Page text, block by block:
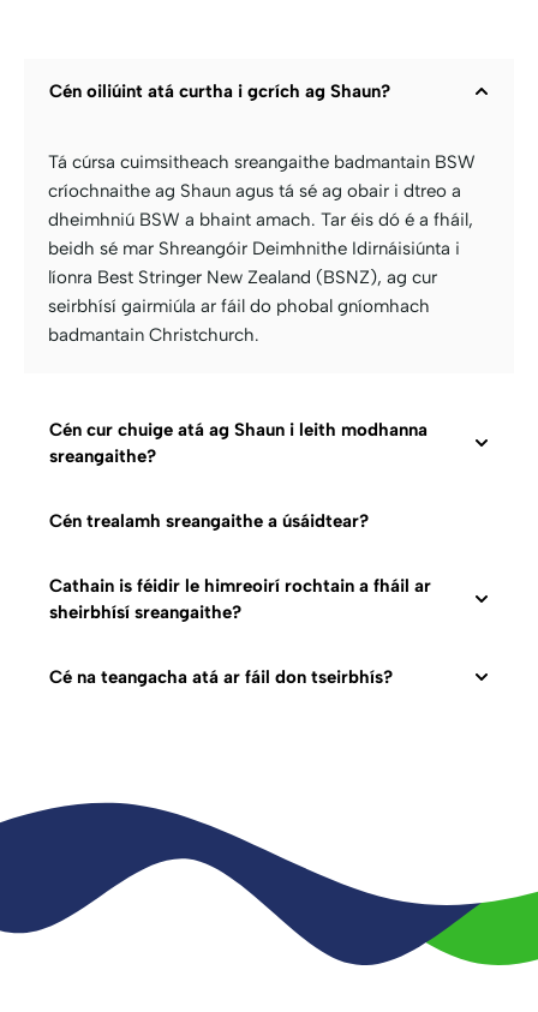
Cén oiliúint atá curtha i gcrích ag Shaun?
Tá cúrsa cuimsitheach sreangaithe badmantain BSW
críochnaithe ag Shaun agus tá sé ag obair i dtreo a
dheimhniú BSW a bhaint amach. Tar éis dó é a fháil,
beidh sé mar Shreangóir Deimhnithe Idirnáisiúnta i
líonra Best Stringer New Zealand (BSNZ), ag cur
seirbhísí gairmiúla ar fáil do phobal gníomhach
badmantain Christchurch.
Cén cur chuige atá ag Shaun i leith modhanna
sreangaithe?
Cén trealamh sreangaithe a úsáidtear?
Cathain is féidir le himreoirí rochtain a fháil ar
sheirbhísí sreangaithe?
Cé na teangacha atá ar fáil don tseirbhís?